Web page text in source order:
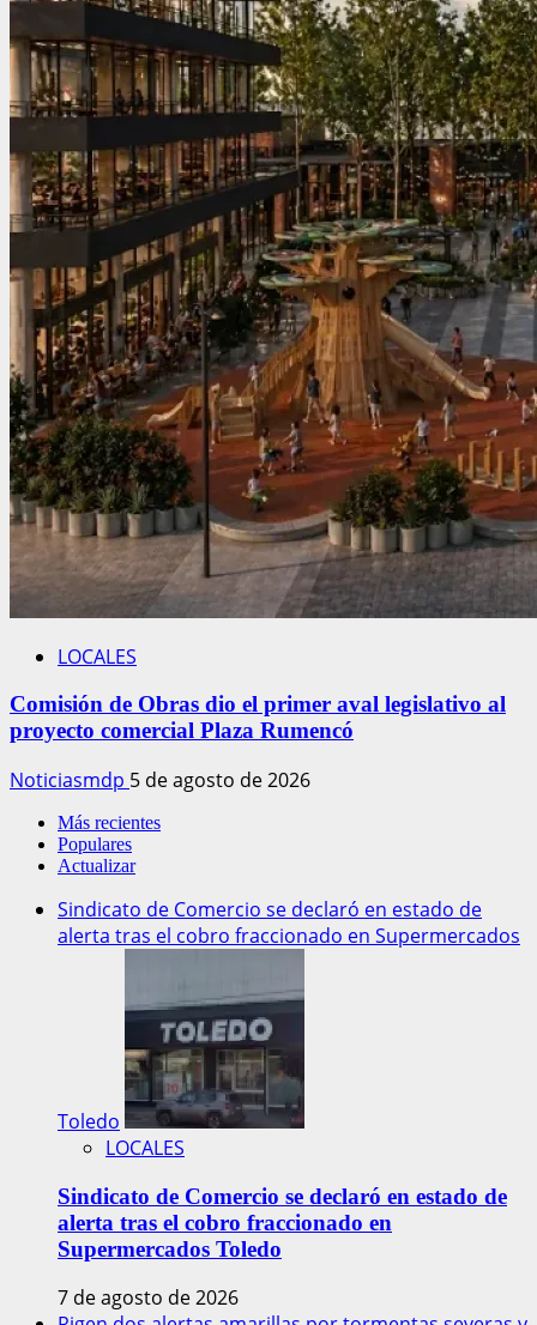
LOCALES
Comisión de Obras dio el primer aval legislativo al
proyecto comercial Plaza Rumencó
Noticiasmdp 5 de agosto de 2026
Más recientes
Populares
Actualizar
Sindicato de Comercio se declaró en estado de
alerta tras el cobro fraccionado en Supermercados
Toledo
LOCALES
Sindicato de Comercio se declaró en estado de
alerta tras el cobro fraccionado en
Supermercados Toledo
7 de agosto de 2026